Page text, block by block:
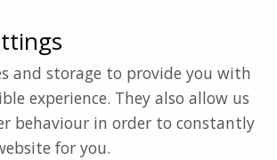
Hafan
Croeso
English
and storage to provide you with
experience. They also allow us
behaviour in order to constantly
for you.